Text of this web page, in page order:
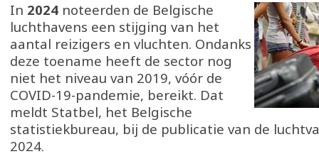
In 2024 noteerden de Belgische
luchthavens een stijging van het
aantal reizigers en vluchten. Ondanks
deze toename heeft de sector nog
niet het niveau van 2019, vóór de
COVID-19-pandemie, bereikt. Dat
meldt Statbel, het Belgische
statistiekbureau, bij de publicatie van de
2024.